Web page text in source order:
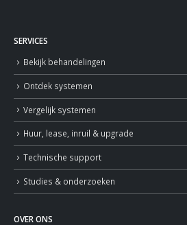
SERVICES
Bekijk behandelingen
Ontdek systemen
Vergelijk systemen
Huur, lease, inruil & upgrade
Technische support
Studies & onderzoeken
OVER ONS